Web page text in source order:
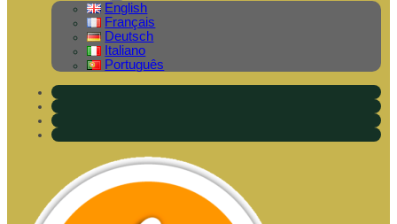
English
Français
Deutsch
Italiano
Português